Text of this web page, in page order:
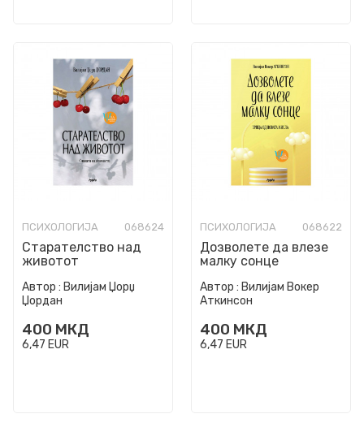
ПСИХОЛОГИЈА 068624
Старателство над
животот
Автор : Вилијам Џорџ
Џордан
400 МКД
6,47 EUR
ПСИХОЛОГИЈА 068622
Дозволете да влезе
малку сонце
Автор : Вилијам Вокер
Аткинсон
400 МКД
6,47 EUR